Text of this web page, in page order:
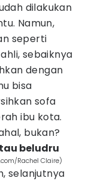
dilakukan
Namun,
seperti
sebaiknya
dengan
bisa
sofa
ibu kota.
bukan?
beludru
Rachel Claire)
selanjutnya